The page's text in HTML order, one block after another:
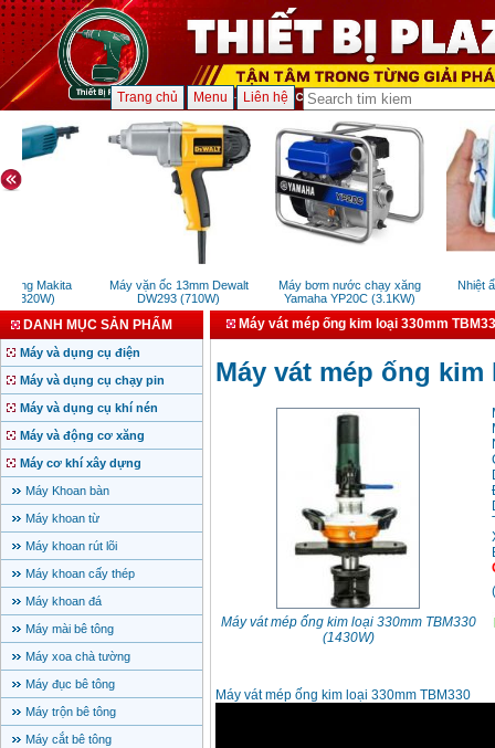
Trang chủ Menu Liên hệ
Makita
(320W)
Máy vặn ốc 13mm Dewalt
DW293 (710W)
Máy bơm nước chạy xăng
Yamaha YP20C (3.1KW)
Nhiệt
DANH MỤC SẢN PHẨM
Máy và dụng cụ điện
Máy và dụng cụ chạy pin
Máy và dụng cụ khí nén
Máy và động cơ xăng
Máy cơ khí xây dựng
Máy Khoan bàn
Máy khoan từ
Máy khoan rút lõi
Máy khoan cấy thép
Máy khoan đá
Máy mài bê tông
Máy xoa chà tường
Máy đục bê tông
Máy trộn bê tông
Máy cắt bê tông
Máy vát mép ống kim loại 330mm
Máy vát mép ống kim
Máy vát mép ống kim loại 330mm TBM330
(1430W)
(
Máy vát mép ống kim loại 330mm TBM330